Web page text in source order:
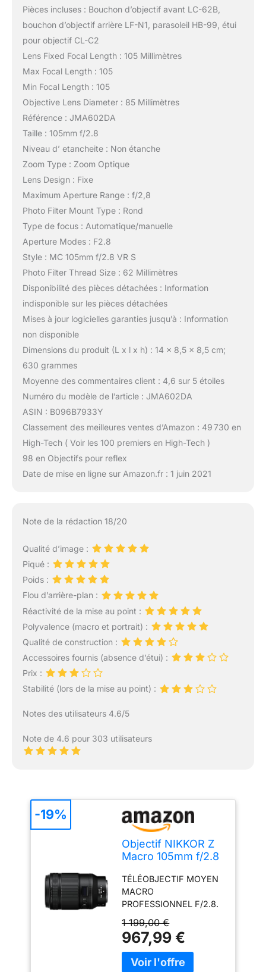
Pièces incluses : Bouchon d’objectif avant LC-62B,
bouchon d’objectif arrière LF-N1, parasoleil HB-99, étui
pour objectif CL-C2
Lens Fixed Focal Length : 105 Millimètres
Max Focal Length : 105
Min Focal Length : 105
Objective Lens Diameter : 85 Millimètres
Référence : JMA602DA
Taille : 105mm f/2.8
Niveau d’ etancheite : Non étanche
Zoom Type : Zoom Optique
Lens Design : Fixe
Maximum Aperture Range : f/2,8
Photo Filter Mount Type : Rond
Type de focus : Automatique/manuelle
Aperture Modes : F2.8
Style : MC 105mm f/2.8 VR S
Photo Filter Thread Size : 62 Millimètres
Disponibilité des pièces détachées : Information
indisponible sur les pièces détachées
Mises à jour logicielles garanties jusqu’à : Information
non disponible
Dimensions du produit (L x l x h) : 14 x 8,5 x 8,5 cm;
630 grammes
Moyenne des commentaires client : 4,6 sur 5 étoiles
Numéro du modèle de l’article : JMA602DA
ASIN : B096B7933Y
Classement des meilleures ventes d’Amazon : 49 730 en
High-Tech ( Voir les 100 premiers en High-Tech )
98 en Objectifs pour reflex
Date de mise en ligne sur Amazon.fr : 1 juin 2021
Note de la rédaction 18/20
Qualité d’image :
Piqué :
Poids :
Flou d’arrière-plan :
Réactivité de la mise au point :
Polyvalence (macro et portrait) :
Qualité de construction :
Accessoires fournis (absence d’étui) :
Prix :
Stabilité (lors de la mise au point) :
Notes des utilisateurs 4.6/5
Note de 4.6 pour 303 utilisateurs
Objectif NIKKOR Z
Macro 105mm f/2.8
NIKON Z
TÉLÉOBJECTIF MOYEN
MACRO
PROFESSIONNEL F/2.8.
reproduction 1:1, cet
objectif est optimisé pour
les travaux macro. La
large monture Z et
1 199,00 €
967,99 €
-19%